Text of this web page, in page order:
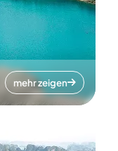
mehr zeigen